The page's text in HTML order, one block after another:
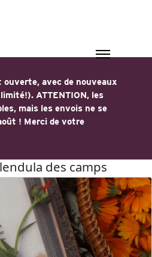
ouverte, avec de nouveaux
ATTENTION, les
mais les envois ne se
! Merci de votre
des camps